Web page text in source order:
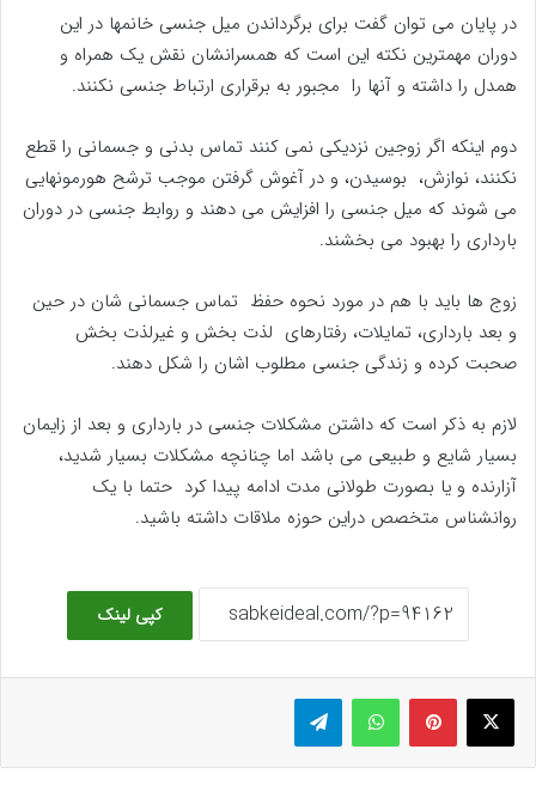
در پایان می توان گفت برای برگرداندن میل جنسی خانمها در این
دوران مهمترین نکته این است که همسرانشان نقش یک همراه و
همدل را داشته و آنها را مجبور به برقراری ارتباط جنسی نکنند.
دوم اینکه اگر زوجین نزدیکی نمی کنند تماس بدنی و جسمانی را قطع
نکنند، نوازش، بوسیدن، و در آغوش گرفتن موجب ترشح هورمونهایی
می شوند که میل جنسی را افزایش می دهند و روابط جنسی در دوران
بارداری را بهبود می بخشند.
زوج ها باید با هم در مورد نحوه حفظ تماس جسمانی شان در حین
و بعد بارداری، تمایلات، رفتارهای لذت بخش و غیرلذت بخش
صحبت کرده و زندگی جنسی مطلوب اشان را شکل دهند.
لازم به ذکر است که داشتن مشکلات جنسی در بارداری و بعد از زایمان
بسیار شایع و طبیعی می باشد اما چنانچه مشکلات بسیار شدید،
آزارنده و یا بصورت طولانی مدت ادامه پیدا کرد حتما با یک
روانشناس متخصص دراین حوزه ملاقات داشته باشید.
کپی لینک
ایکس پینتریستواتس آپ تلگرام